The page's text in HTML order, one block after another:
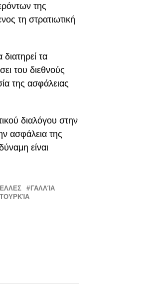
της
τη στρατιωτική
τα
του διεθνούς
της ασφάλειας
διαλόγου στην
ασφάλεια της
είναι
ΓΑΛΛΊΑ
ΤΟΥΡΚΊΑ